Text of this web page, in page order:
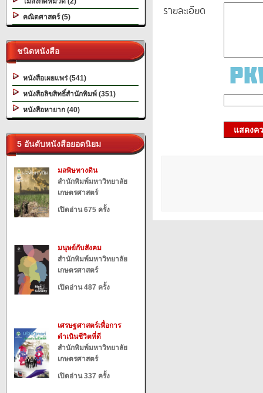
คณิตศาสตร์ (5)
ชนิดหนังสือ
หนังสือเผยแพร่ (541)
หนังสือลิขสิทธิ์สำนักพิมพ์ (351)
หนังสือหายาก (40)
5 อันดับหนังสือยอดนิยม
มลพิษทางดิน
สำนักพิมพ์มหาวิทยาลัย
เกษตรศาสตร์
เปิดอ่าน 675 ครั้ง
มนุษย์กับสังคม
สำนักพิมพ์มหาวิทยาลัย
เกษตรศาสตร์
เปิดอ่าน 487 ครั้ง
เศรษฐศาสตร์เพื่อการ
ดำเนินชีวิตที่ดี
สำนักพิมพ์มหาวิทยาลัย
เกษตรศาสตร์
เปิดอ่าน 337 ครั้ง
รายละเอียด
แสดงค